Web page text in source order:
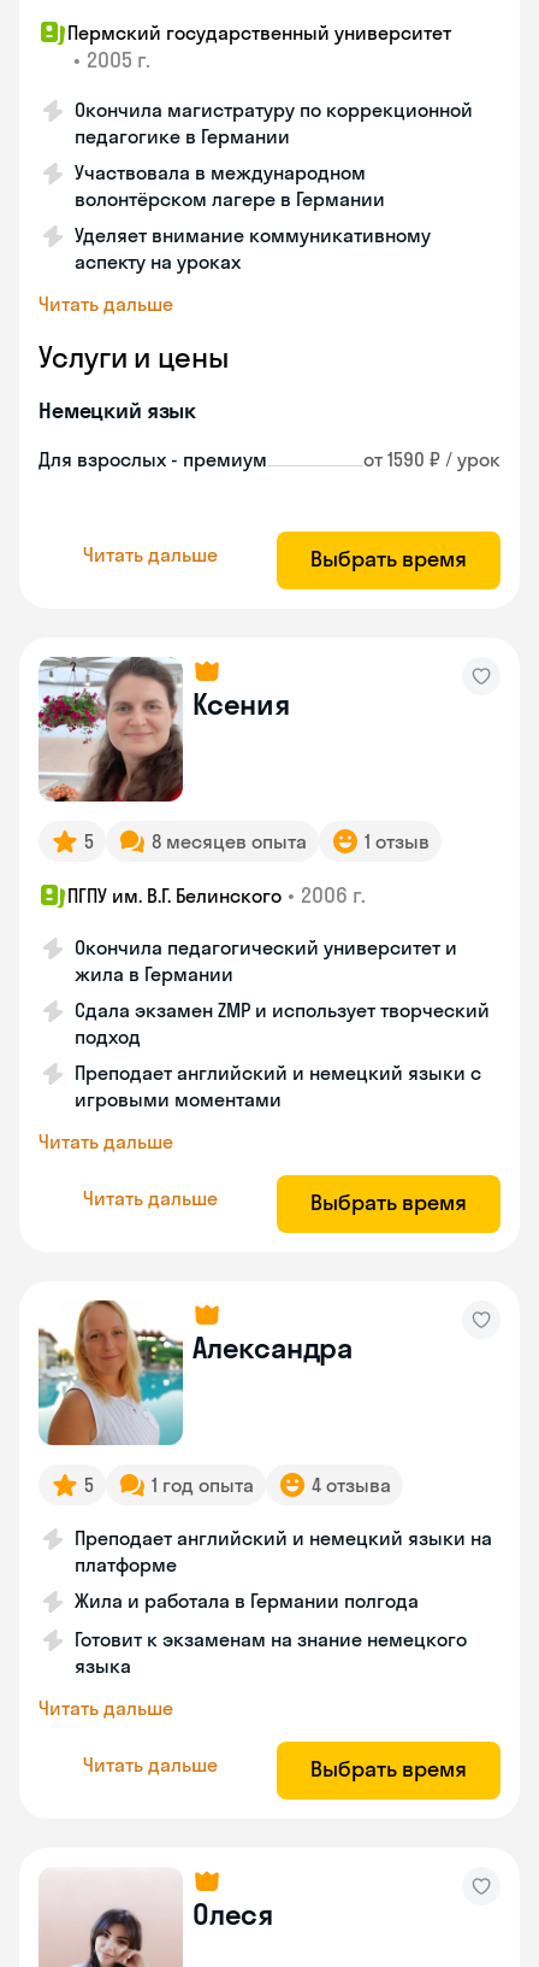
Пермский государственный университет
• 2005 г.
Окончила магистратуру по коррекционной
педагогике в Германии
Участвовала в международном
волонтёрском лагере в Германии
Уделяет внимание коммуникативному
аспекту на уроках
Читать дальше
Услуги и цены
Немецкий язык
Для взрослых - премиум от 1590 ₽ / урок
Читать дальше Выбрать время
Ксения
5 8 месяцев опыта 1 отзыв
ПГПУ им. В.Г. Белинского • 2006 г.
Окончила педагогический университет и
жила в Германии
Сдала экзамен ZMP и использует творческий
подход
Преподает английский и немецкий языки с
игровыми моментами
Читать дальше
Читать дальше Выбрать время
Александра
5 1 год опыта 4 отзыва
Преподает английский и немецкий языки на
платформе
Жила и работала в Германии полгода
Готовит к экзаменам на знание немецкого
языка
Читать дальше
Читать дальше Выбрать время
Олеся